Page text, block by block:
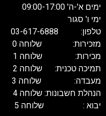
ימים א'-ה' 09:00-17:00
ימי ו' סגור
טלפון: 03-617-6888
מזכירות: שלוחה 0
מכירות: שלוחה 1
תמיכה טכנית: שלוחה 2
מעבדה: שלוחה 3
הנהלת חשבונות: שלוחה 4
יבוא : שלוחה 5